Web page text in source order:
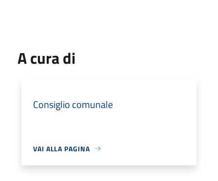
A cura di
Consiglio comunale
VAI ALLA PAGINA